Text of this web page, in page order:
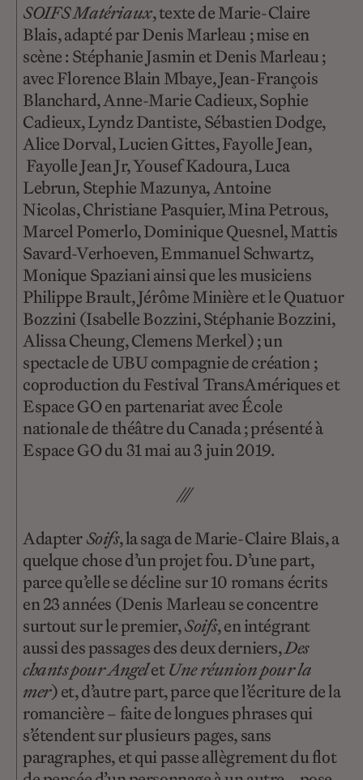
SOIFS Matériaux, texte de Marie-Claire
Blais, adapté par Denis Marleau ; mise en
scène : Stéphanie Jasmin et Denis Marleau ;
avec Florence Blain Mbaye, Jean-François
Blanchard, Anne-Marie Cadieux, Sophie
Cadieux, Lyndz Dantiste, Sébastien Dodge,
Alice Dorval, Lucien Gittes, Fayolle Jean,
Fayolle Jean Jr, Yousef Kadoura, Luca
Lebrun, Stephie Mazunya, Antoine
Nicolas, Christiane Pasquier, Mina Petrous,
Marcel Pomerlo, Dominique Quesnel, Mattis
Savard-Verhoeven, Emmanuel Schwartz,
Monique Spaziani ainsi que les musiciens
Philippe Brault, Jérôme Minière et le Quatuor
Bozzini (Isabelle Bozzini, Stéphanie Bozzini,
Alissa Cheung, Clemens Merkel) ; un
spectacle de UBU compagnie de création ;
coproduction du Festival TransAmériques et
Espace GO en partenariat avec École
nationale de théâtre du Canada ; présenté à
Espace GO du 31 mai au 3 juin 2019.
///
AdapterSoifs, la saga de Marie-Claire Blais, a
quelque chose d’un projet fou. D’une part,
parce qu’elle se décline sur 10 romans écrits
en 23 années (Denis Marleau se concentre
surtout sur le premier,Soifs, en intégrant
aussi des passages des deux derniers,Des
chants pour AngeletUne réunion pour la
mer) et, d’autre part, parce que l’écriture de la
romancière – faite de longues phrases qui
s’étendent sur plusieurs pages, sans
paragraphes, et qui passe allègrement du flot